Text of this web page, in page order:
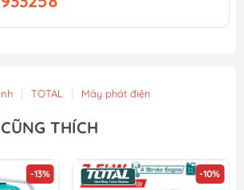
| TOTAL | Máy phát điện
THÍCH
-13% -10%